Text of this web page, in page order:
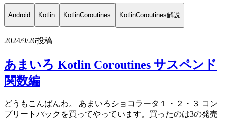
Android Kotlin KotlinCoroutines KotlinCoroutines解説
2024/9/26投稿
あまいろ Kotlin Coroutines サスペンド
関数編
どうもこんばんわ。 あまいろショコラータ１・２・３ コン
プリートパックを買ってやっています。買ったのは3の発売